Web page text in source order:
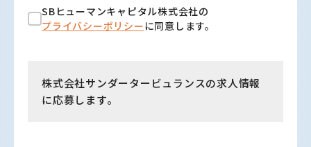
SBヒューマンキャピタル株式会社の
プライバシーポリシーに同意します。
株式会社サンダータービュランスの求人情報
に応募します。